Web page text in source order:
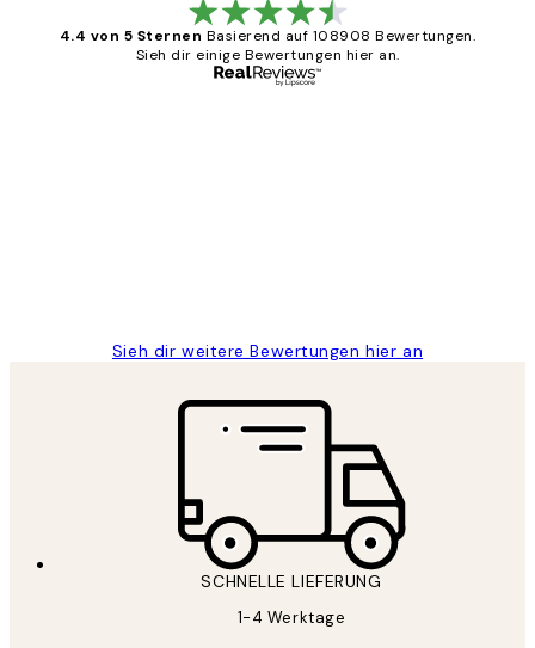
4.4 von 5 Sternen Basierend auf 108908 Bewertungen.
Sieh dir einige Bewertungen hier an.
Sieh dir weitere Bewertungen hier an
SCHNELLE LIEFERUNG
1-4 Werktage